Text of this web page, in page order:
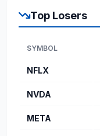
Top Losers
SYMBOL
NFLX
NVDA
META